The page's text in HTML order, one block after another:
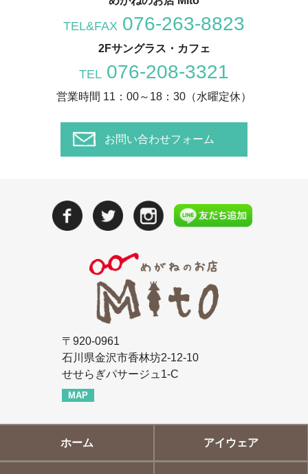
TEL&FAX 076-263-8823
2Fサングラス・カフェ
TEL 076-208-3321
営業時間 11：00～18：30（水曜定休）
お問い合わせフォーム
〒920-0961
石川県金沢市香林坊2-12-10
せせらぎパサージュ1-C
MAP
ホーム アイウェア